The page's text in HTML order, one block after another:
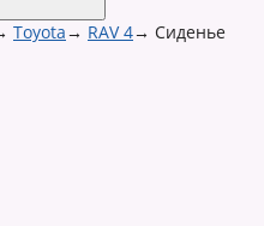
Toyota→ RAV 4→ Сиденье